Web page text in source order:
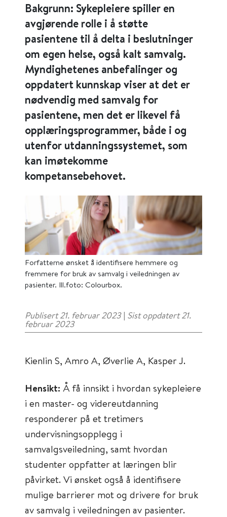
Bakgrunn: Sykepleiere spiller en
avgjørende rolle i å støtte
pasientene til å delta i beslutninger
om egen helse, også kalt samvalg.
Myndighetenes anbefalinger og
oppdatert kunnskap viser at det er
nødvendig med samvalg for
pasientene, men det er likevel få
opplæringsprogrammer, både i og
utenfor utdanningssystemet, som
kan imøtekomme
kompetansebehovet.
Forfatterne ønsket å identifisere hemmere og
fremmere for bruk av samvalg i veiledningen av
pasienter. Ill.foto: Colourbox.
Publisert 21. februar 2023 | Sist oppdatert 21.
februar 2023
Kienlin S, Amro A, Øverlie A, Kasper J.
Hensikt: Å få innsikt i hvordan sykepleiere
i en master- og videreutdanning
responderer på et tretimers
undervisningsopplegg i
samvalgsveiledning, samt hvordan
studenter oppfatter at læringen blir
påvirket. Vi ønsket også å identifisere
mulige barrierer mot og drivere for bruk
av samvalg i veiledningen av pasienter.